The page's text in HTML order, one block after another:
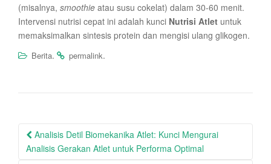
(misalnya, smoothie atau susu cokelat) dalam 30-60 menit.
Intervensi nutrisi cepat ini adalah kunci Nutrisi Atlet untuk
memaksimalkan sintesis protein dan mengisi ulang glikogen.
Berita. permalink.
Post
navigation
Analisis Detil Biomekanika Atlet: Kunci Mengurai
Analisis Gerakan Atlet untuk Performa Optimal